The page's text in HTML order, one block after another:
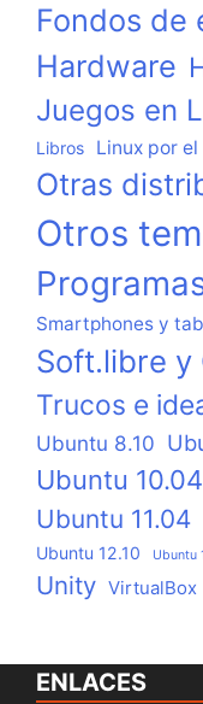
Fondos de
Hardware
Juegos en
Libros Linux por
Otras
Otros
Smartphones y
Soft.libre
Trucos e
Ubuntu 8.10
Ubuntu 10.04
Ubuntu 11.04
Ubuntu 12.10 Ubuntu
Unity VirtualBox
ENLACES